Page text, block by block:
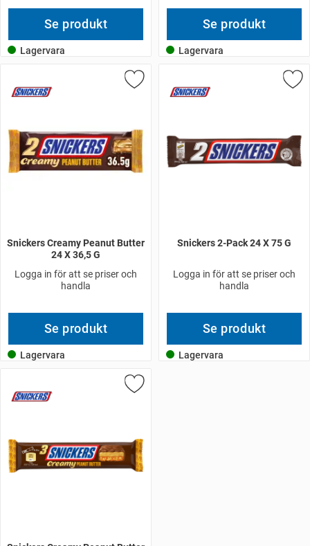
Se produkt
Lagervara
Se produkt
Lagervara
Snickers Creamy Peanut Butter
24 X 36,5 G
Logga in för att se priser och
handla
Se produkt
Lagervara
Snickers 2-Pack 24 X 75 G
Logga in för att se priser och
handla
Se produkt
Lagervara